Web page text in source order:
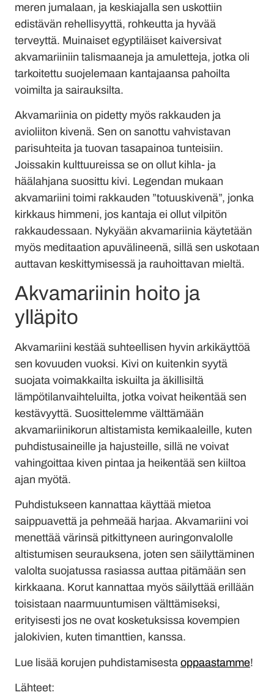
meren jumalaan, ja keskiajalla sen uskottiin
edistävän rehellisyyttä, rohkeutta ja hyvää
terveyttä. Muinaiset egyptiläiset kaiversivat
akvamariiniin talismaaneja ja amuletteja, jotka oli
tarkoitettu suojelemaan kantajaansa pahoilta
voimilta ja sairauksilta.
Akvamariinia on pidetty myös rakkauden ja
avioliiton kivenä. Sen on sanottu vahvistavan
parisuhteita ja tuovan tasapainoa tunteisiin.
Joissakin kulttuureissa se on ollut kihla- ja
häälahjana suosittu kivi. Legendan mukaan
akvamariini toimi rakkauden ”totuuskivenä”, jonka
kirkkaus himmeni, jos kantaja ei ollut vilpitön
rakkaudessaan. Nykyään akvamariinia käytetään
myös meditaation apuvälineenä, sillä sen uskotaan
auttavan keskittymisessä ja rauhoittavan mieltä.
Akvamariinin hoito ja
ylläpito
Akvamariini kestää suhteellisen hyvin arkikäyttöä
sen kovuuden vuoksi. Kivi on kuitenkin syytä
suojata voimakkailta iskuilta ja äkillisiltä
lämpötilanvaihteluilta, jotka voivat heikentää sen
kestävyyttä. Suosittelemme välttämään
akvamariinikorun altistamista kemikaaleille, kuten
puhdistusaineille ja hajusteille, sillä ne voivat
vahingoittaa kiven pintaa ja heikentää sen kiiltoa
ajan myötä.
Puhdistukseen kannattaa käyttää mietoa
saippuavettä ja pehmeää harjaa. Akvamariini voi
menettää värinsä pitkittyneen auringonvalolle
altistumisen seurauksena, joten sen säilyttäminen
valolta suojatussa rasiassa auttaa pitämään sen
kirkkaana. Korut kannattaa myös säilyttää erillään
toisistaan naarmuuntumisen välttämiseksi,
erityisesti jos ne ovat kosketuksissa kovempien
jalokivien, kuten timanttien, kanssa.
Lue lisää korujen puhdistamisesta oppaastamme!
Lähteet: